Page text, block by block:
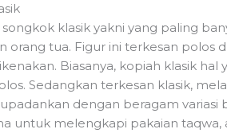
songkok klasik yakni yang paling
orang tua. Figur ini terkesan polos
Biasanya, kopiah klasik
Sedangkan terkesan klasik,
dengan beragam variasi
untuk melengkapi pakaian taqwa,